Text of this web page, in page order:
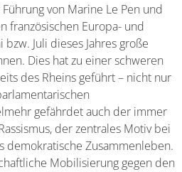
von Marine Le Pen und
französischen Europa- und
Juli dieses Jahres große
Dies hat zu einer schweren
des Rheins geführt – nicht nur
gefährdet auch der immer
der zentrales Motiv bei
demokratische Zusammenleben.
Mobilisierung gegen den